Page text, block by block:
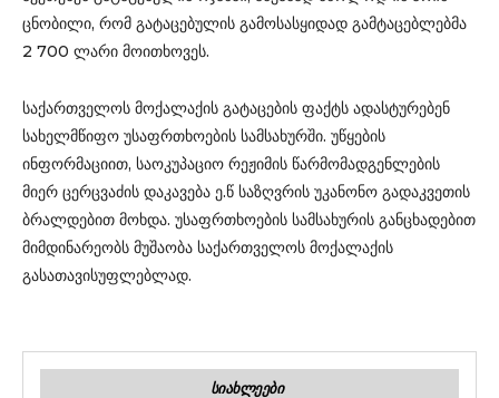
ცნობილი, რომ გატაცებულის გამოსასყიდად გამტაცებლებმა
2 700 ლარი მოითხოვეს.
საქართველოს მოქალაქის გატაცების ფაქტს ადასტურებენ
სახელმწიფო უსაფრთხოების სამსახურში. უწყების
ინფორმაციით, საოკუპაციო რეჟიმის წარმომადგენლების
მიერ ცერცვაძის დაკავება ე.წ საზღვრის უკანონო გადაკვეთის
ბრალდებით მოხდა. უსაფრთხოების სამსახურის განცხადებით
მიმდინარეობს მუშაობა საქართველოს მოქალაქის
გასათავისუფლებლად.
ᲡᲘᲐᲮᲚᲔᲔᲑᲘ